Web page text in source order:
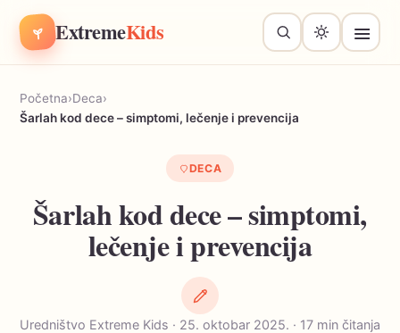
ExtremeKids
Početna›Deca›
Šarlah kod dece – simptomi, lečenje i prevencija
DECA
Šarlah kod dece – simptomi,
lečenje i prevencija
Uredništvo Extreme Kids · 25. oktobar 2025. · 17 min čitanja